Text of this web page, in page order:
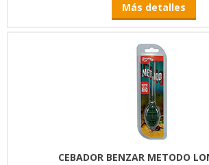
Más detalles
CEBADOR BENZAR METODO